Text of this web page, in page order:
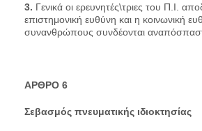
3. Γενικά οι ερευνητές\τριες του Π.Ι.
επιστημονική ευθύνη και η κοινωνική
συνανθρώπους συνδέονται
AΡΘΡΟ 6
Σεβασμός πνευματικής ιδιοκτησίας